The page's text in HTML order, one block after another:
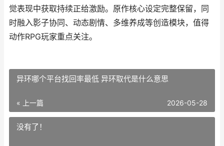
觉表现中获取持续正给激励。原作核心设定完整保留，同
时融入影子协同、动态剧情、多维养成等创造模块，值得
动作RPG玩家重点关注。
异环哪个平台找回率最低 异环取代是什么意思
« 上一篇 2026-05-28
没有了！